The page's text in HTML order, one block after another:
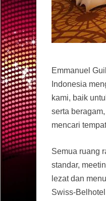
Emmanuel
Indonesia
kami, baik
serta
mencari
Semua ruang
standar,
lezat dan
Swiss-